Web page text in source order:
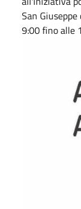
San
9:00 fino alle